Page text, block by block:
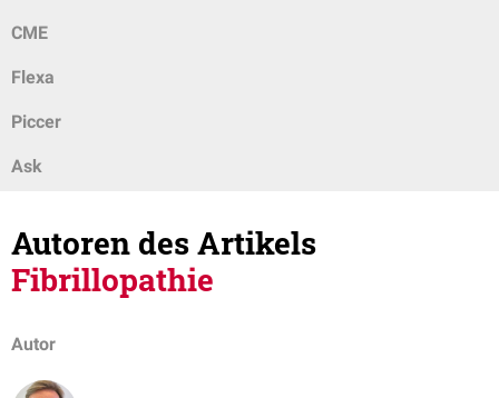
CME
Flexa
Piccer
Ask
Autoren des Artikels
Fibrillopathie
Autor